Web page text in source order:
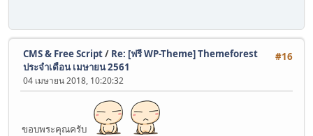
#16
CMS & Free Script/ Re: [ฟรี WP-Theme] Themeforest
ประจำเดือน เมษายน 2561
04 เมษายน 2018, 10:20:32
ขอบพระคุณครับ